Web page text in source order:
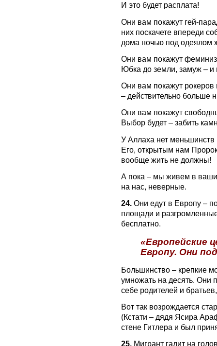
И это будет расплата!
Они вам покажут гей-
них поскачете впереди
дома ночью под одеялом
Они вам покажут
Юбка до земли, замуж – и
Они вам покажут
– действительно больше
Они вам покажут
Выбор будет – забить
У Аллаха нет меньшинств
Его, открытым нам
вообще жить не должны!
А пока – мы живем в
на нас, неверные.
24. Они едут в Европу –
площади и
бесплатно.
«Европейские
Европу. Они
Большинство – крепкие
умножать на десять. Они
себе родителей и
Вот так возрождается
(Кстати – дядя Ясира
стене Гитлера и был
25. Мигрант гадит на